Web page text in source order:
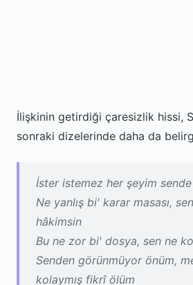
İlişkinin getirdiği çaresizlik hissi,
sonraki dizelerinde daha da
İster istemez her şeyim
Ne yanlış bi' karar masası,
hâkimsin
Bu ne zor bi' dosya, sen ne
Senden görünmüyor önüm,
kolaymış fikrî ölüm